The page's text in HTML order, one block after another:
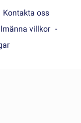
Kontakta oss
villkor